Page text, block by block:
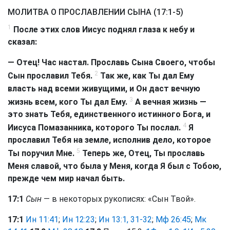
МОЛИТВА О ПРОСЛАВЛЕНИИ СЫНА (17:1-5)
1
После этих слов Иисус поднял глаза к небу и
сказал:
— Отец! Час настал. Прославь Сына Своего, чтобы
Сын прославил Тебя. 2 Так же, как Ты дал Ему
власть над всеми живущими, и Он даст вечную
жизнь всем, кого Ты дал Ему. 3 А вечная жизнь —
это знать Тебя, единственного истинного Бога, и
Иисуса Помазанника, которого Ты послал. 4 Я
прославил Тебя на земле, исполнив дело, которое
Ты поручил Мне. 5 Теперь же, Отец, Ты прославь
Меня славой, что была у Меня, когда Я был с Тобою,
прежде чем мир начал быть.
17:1 Сын — в некоторых рукописях: «Сын Твой».
17:1 Ин 11:41; Ин 12:23; Ин 13:1, 31-32; Мф 26:45; Мк